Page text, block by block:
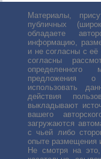
Материалы,
публичных
обладаете
информацию,
и не согласны с
согласны
предложения о
использовать
действия
выкладывают
вашего
загружаются
с чьей либо
опыте размещения
Не смотря на